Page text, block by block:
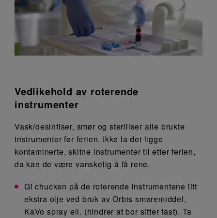
Vedlikehold av roterende
instrumenter
Vask/desinfiser, smør og steriliser alle brukte
instrumenter før ferien. Ikke la det ligge
kontaminerte, skitne instrumenter til etter ferien,
da kan de være vanskelig å få rene.
Gi chucken på de roterende instrumentene litt
ekstra olje ved bruk av Orbis smøremiddel,
KaVo spray ell. (hindrer at bor sitter fast). Ta